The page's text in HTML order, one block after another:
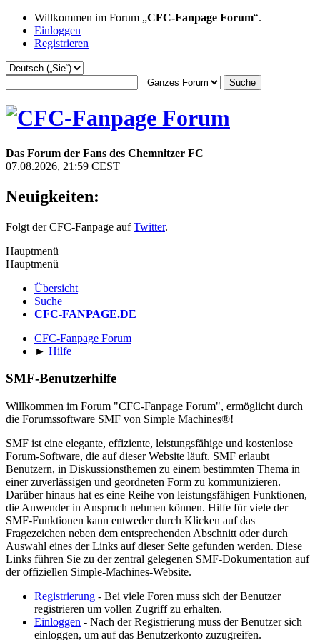
Willkommen im Forum „CFC-Fanpage Forum“.
Einloggen
Registrieren
Das Forum der Fans des Chemnitzer FC
07.08.2026, 21:59 CEST
Neuigkeiten:
Folgt der CFC-Fanpage aufTwitter.
Hauptmenü
Hauptmenü
Übersicht
Suche
CFC-FANPAGE.DE
CFC-Fanpage Forum
► Hilfe
SMF-Benutzerhilfe
Willkommen im Forum "CFC-Fanpage Forum", ermöglicht durch
die Forumssoftware SMF von Simple Machines®!
SMF ist eine elegante, effiziente, leistungsfähige und kostenlose
Forum-Software, die auf dieser Website läuft. SMF erlaubt
Benutzern, in Diskussionsthemen zu einem bestimmten Thema in
einer zuverlässigen und geordneten Form zu kommunizieren.
Darüber hinaus hat es eine Reihe von leistungsfähigen Funktionen,
die Anwender in Anspruch nehmen können. Hilfe für viele der
SMF-Funktionen kann entweder durch Klicken auf das
Fragezeichen neben dem entsprechenden Abschnitt oder durch
Auswahl eines der Links auf dieser Seite gefunden werden. Diese
Links führen Sie zu der zentral gelegenen SMF-Dokumentation auf
der offiziellen Simple-Machines-Website.
Registrierung - Bei viele Foren muss sich der Benutzer
registrieren um vollen Zugriff zu erhalten.
Einloggen - Nach der Registrierung muss der Benutzer sich
einloggen, um auf das Benutzerkonto zuzugreifen.